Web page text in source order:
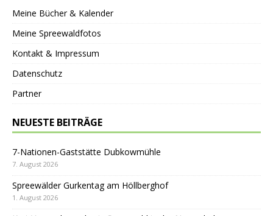
Meine Bücher & Kalender
Meine Spreewaldfotos
Kontakt & Impressum
Datenschutz
Partner
NEUESTE BEITRÄGE
7-Nationen-Gaststätte Dubkowmühle
7. August 2026
Spreewälder Gurkentag am Höllberghof
1. August 2026